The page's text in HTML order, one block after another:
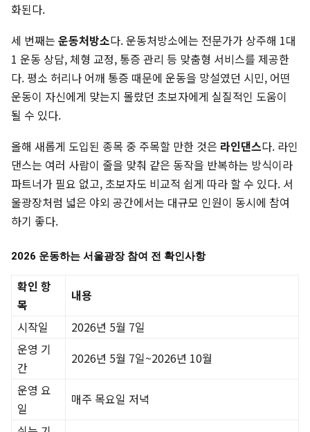
화된다.
세 번째는 운동처방소다. 운동처방소에는 전문가가 상주해 1대
1 운동 상담, 체형 교정, 통증 관리 등 맞춤형 서비스를 제공한
다. 평소 허리나 어깨 통증 때문에 운동을 망설였던 시민, 어떤
운동이 자신에게 맞는지 몰랐던 초보자에게 실질적인 도움이
될 수 있다.
올해 새롭게 도입된 종목 중 주목할 만한 것은 라인댄스다. 라인
댄스는 여러 사람이 줄을 맞춰 같은 동작을 반복하는 방식이라
파트너가 필요 없고, 초보자도 비교적 쉽게 따라 할 수 있다. 서
울광장처럼 넓은 야외 공간에서는 대규모 인원이 동시에 참여
하기 좋다.
2026 운동하는 서울광장 참여 전 확인사항
확인 항
목
내용
시작일
2026년 5월 7일
운영 기
간
2026년 5월 7일~2026년 10월
운영 요
일
매주 목요일 저녁